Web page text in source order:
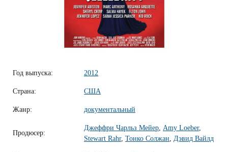
Год выпуска: 2012
Страна: США
Жанр: документальный
Продюсер:
Джеффри Чарльз Мейер Amy Loeber,
Stewart Rahr, Тонко Солжан Дэвид Вайлд